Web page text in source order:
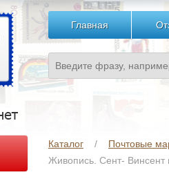
Главная
Каталог Почтовые
Живопись. Сент- Винсент